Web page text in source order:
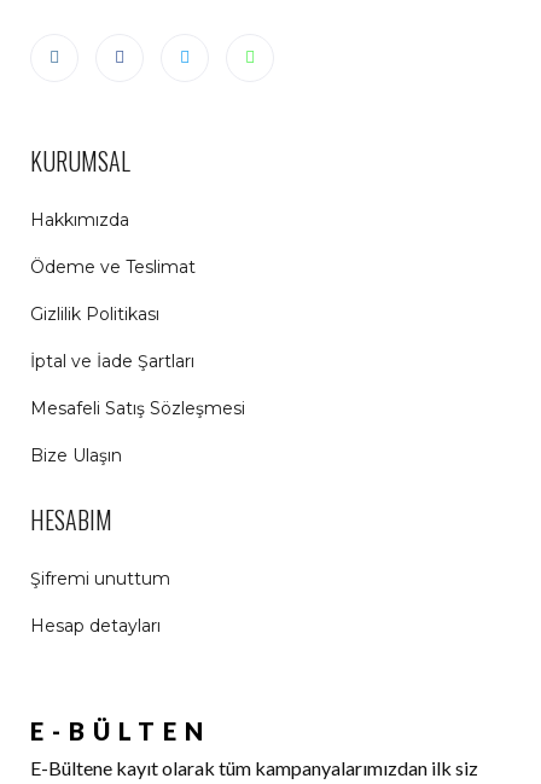
KURUMSAL
Hakkımızda
Ödeme ve Teslimat
Gizlilik Politikası
İptal ve İade Şartları
Mesafeli Satış Sözleşmesi
Bize Ulaşın
HESABIM
Şifremi unuttum
Hesap detayları
E-BÜLTEN
E-Bültene kayıt olarak tüm kampanyalarımızdan ilk siz